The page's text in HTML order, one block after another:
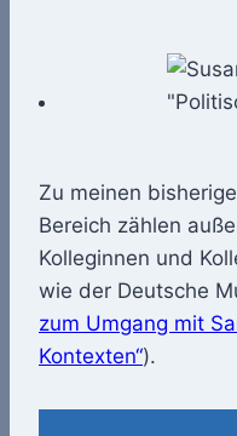
Zu meinen
Bereich zählen
Kolleginnen und
wie der Deutsche
zum Umgang mit
Kontexten“).